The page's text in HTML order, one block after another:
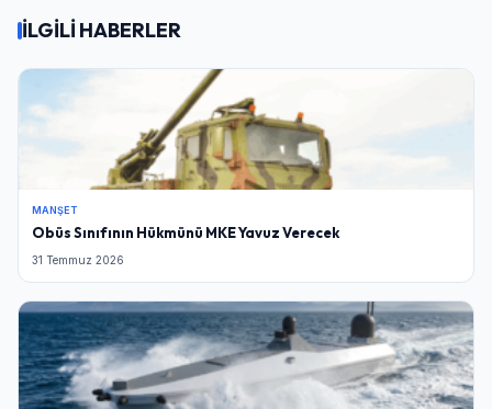
İLGİLİ HABERLER
MANŞET
Obüs Sınıfının Hükmünü MKE Yavuz Verecek
31 Temmuz 2026